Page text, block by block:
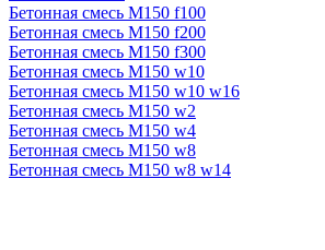
Бетонная смесь М150 f100
Бетонная смесь М150 f200
Бетонная смесь М150 f300
Бетонная смесь М150 w10
Бетонная смесь М150 w10 w16
Бетонная смесь М150 w2
Бетонная смесь М150 w4
Бетонная смесь М150 w8
Бетонная смесь М150 w8 w14